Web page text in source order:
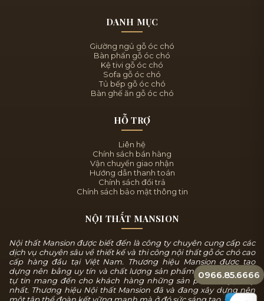
0966.85.6666
DANH MỤC
Giường ngủ gỗ óc chó
Bàn phấn gỗ óc chó
Kệ tivi gỗ óc chó
Sofa gỗ óc chó
Tủ bếp gỗ óc chó
Bàn ghế ăn gỗ óc chó
HỖ TRỢ
Liên hệ
Chính sách bán hàng
Vận chuyển giao nhận
Hướng dẫn thanh toán
Chính sách đổi trả
Chính sách bảo mật thông tin
NỘI THẤT MANSION
Nội thất Mansion được biết đến là công ty chuyên cung cấp các
dịch vụ chuyên sâu về thiết kế và thi công nội thất gỗ óc chó cao
cấp hàng đầu tại Việt Nam. Thương hiệu Mansion được tạo
dựng nên bằng uy tín và chất lượng sản phẩm, chúng tôi luôn
tự tin mang đến cho khách hàng những sản phẩm tuyệt mỹ
nhất. Thương hiệu Nội thất Mansion đã và đang xây dựng nên